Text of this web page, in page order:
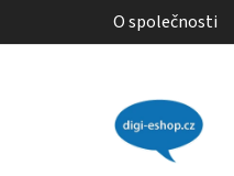
O společnosti